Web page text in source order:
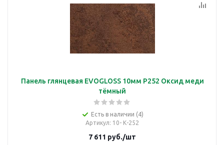
Панель глянцевая EVOGLOSS 10мм P252 Оксид меди
тёмный
Есть в наличии (4)
Артикул: 10- К-252
7 611 руб./шт